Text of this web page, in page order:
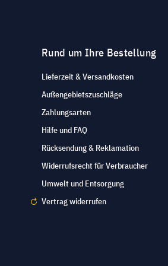
Rund um Ihre Bestellung
Lieferzeit & Versandkosten
Außengebietszuschläge
Zahlungsarten
Hilfe und FAQ
Rücksendung & Reklamation
Widerrufsrecht für Verbraucher
Umwelt und Entsorgung
Vertrag widerrufen